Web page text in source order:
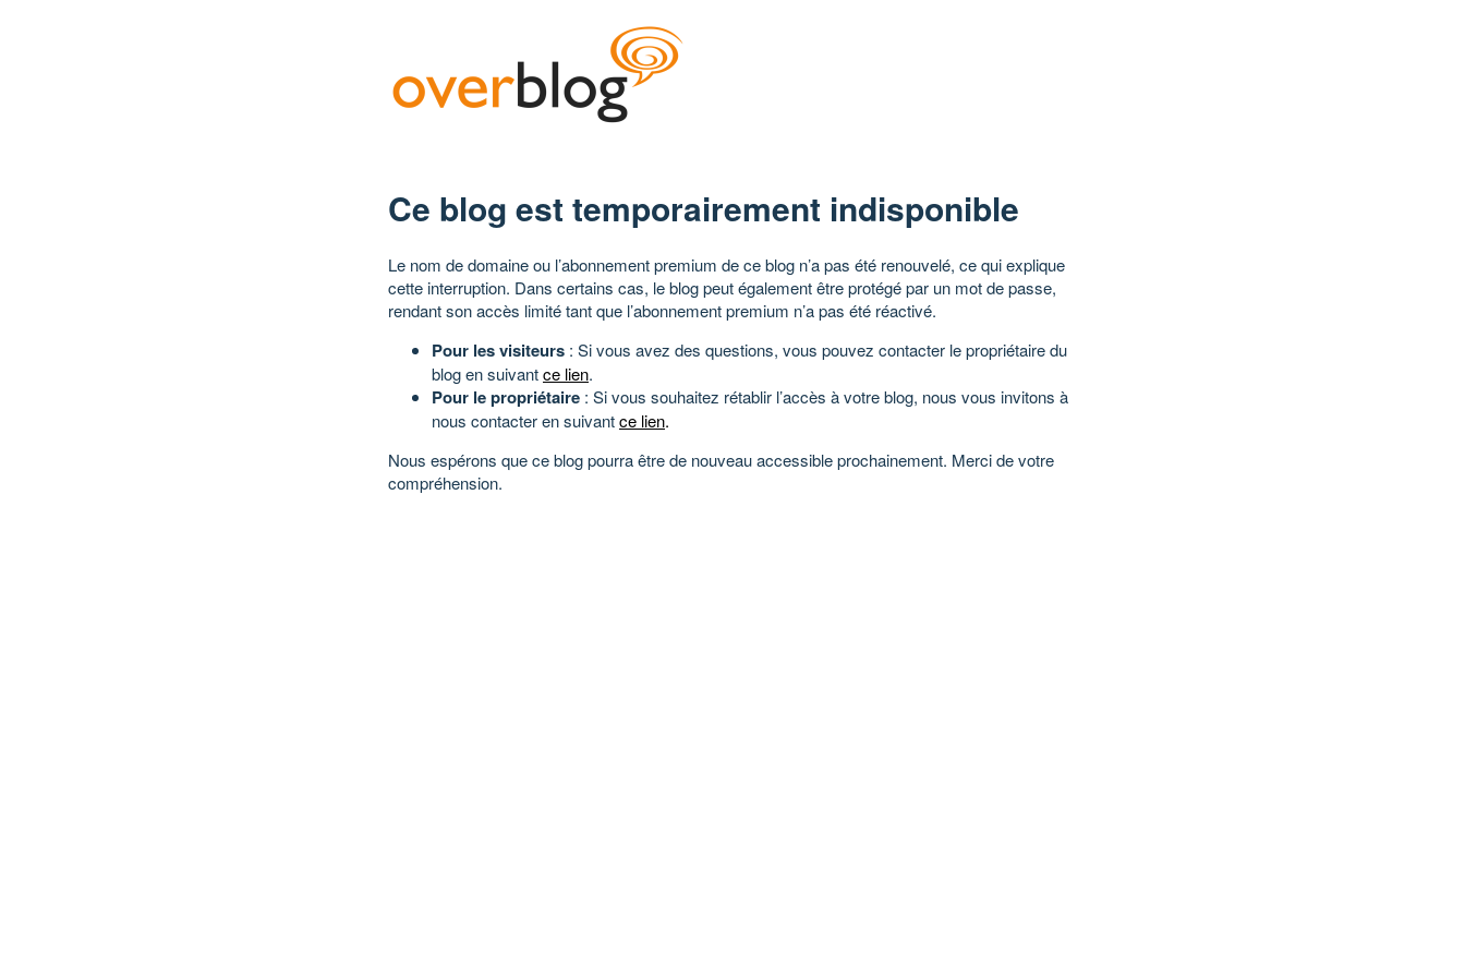
Ce blog est temporairement indisponible
Le nom de domaine ou l’abonnement premium de ce blog n’a pas été renouvelé, ce qui explique
cette interruption. Dans certains cas, le blog peut également être protégé par un mot de passe,
rendant son accès limité tant que l’abonnement premium n’a pas été réactivé.
Pour les visiteurs : Si vous avez des questions, vous pouvez contacter le propriétaire du
blog en suivantce lien.
Pour le propriétaire : Si vous souhaitez rétablir l’accès à votre blog, nous vous invitons à
nous contacter en suivantce lien.
Nous espérons que ce blog pourra être de nouveau accessible prochainement. Merci de votre
compréhension.